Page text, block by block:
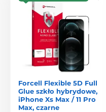
Forcell Flexible 5D Full
Glue szkło hybrydowe,
iPhone Xs Max / 11 Pro
Max, czarne